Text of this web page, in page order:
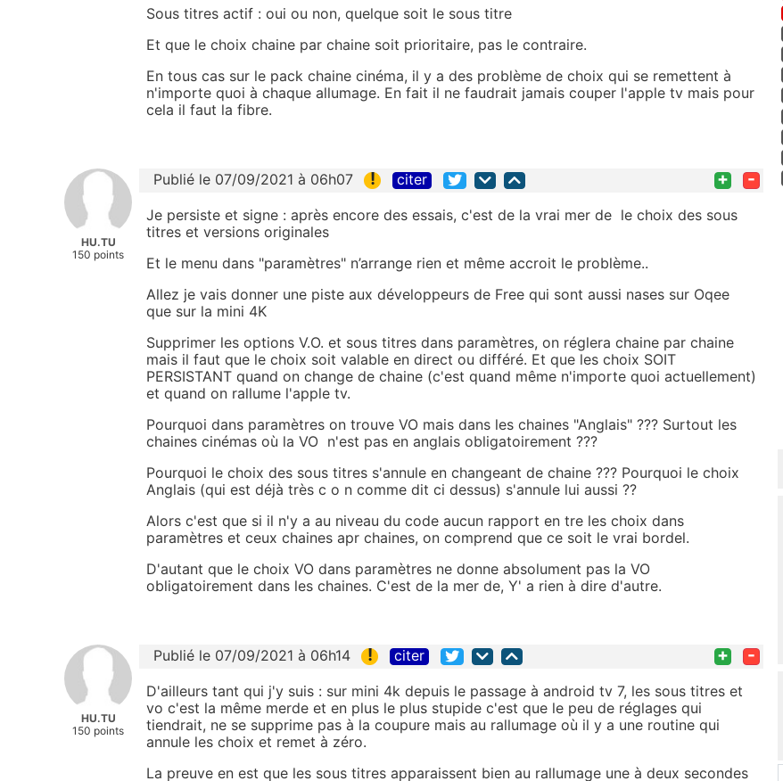
Sous titres actif : oui ou non, quelque soit le sous titre
Et que le choix chaine par chaine soit prioritaire, pas le contraire.
En tous cas sur le pack chaine cinéma, il y a des problème de choix qui se remettent à
n'importe quoi à chaque allumage. En fait il ne faudrait jamais couper l'apple tv mais pour
cela il faut la fibre.
HU.TU
150 points
Publié le 07/09/2021 à 06h07 ! citer + -
Je persiste et signe : après encore des essais, c'est de la vrai mer de le choix des sous
titres et versions originales
Et le menu dans "paramètres" n’arrange rien et même accroit le problème..
Allez je vais donner une piste aux développeurs de Free qui sont aussi nases sur Oqee
que sur la mini 4K
Supprimer les options V.O. et sous titres dans paramètres, on réglera chaine par chaine
mais il faut que le choix soit valable en direct ou différé. Et que les choix SOIT
PERSISTANT quand on change de chaine (c'est quand même n'importe quoi actuellement)
et quand on rallume l'apple tv.
Pourquoi dans paramètres on trouve VO mais dans les chaines "Anglais" ??? Surtout les
chaines cinémas où la VO n'est pas en anglais obligatoirement ???
Pourquoi le choix des sous titres s'annule en changeant de chaine ??? Pourquoi le choix
Anglais (qui est déjà très c o n comme dit ci dessus) s'annule lui aussi ??
Alors c'est que si il n'y a au niveau du code aucun rapport en tre les choix dans
paramètres et ceux chaines apr chaines, on comprend que ce soit le vrai bordel.
D'autant que le choix VO dans paramètres ne donne absolument pas la VO
obligatoirement dans les chaines. C'est de la mer de, Y' a rien à dire d'autre.
HU.TU
150 points
Publié le 07/09/2021 à 06h14 ! citer + -
D'ailleurs tant qui j'y suis : sur mini 4k depuis le passage à android tv 7, les sous titres et
vo c'est la même merde et en plus le plus stupide c'est que le peu de réglages qui
tiendrait, ne se supprime pas à la coupure mais au rallumage où il y a une routine qui
annule les choix et remet à zéro.
La preuve en est que les sous titres apparaissent bien au rallumage une à deux secondes